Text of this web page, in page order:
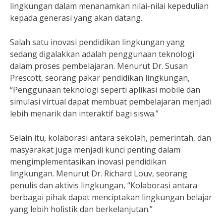
lingkungan dalam menanamkan nilai-nilai kepedulian
kepada generasi yang akan datang.
Salah satu inovasi pendidikan lingkungan yang
sedang digalakkan adalah penggunaan teknologi
dalam proses pembelajaran. Menurut Dr. Susan
Prescott, seorang pakar pendidikan lingkungan,
“Penggunaan teknologi seperti aplikasi mobile dan
simulasi virtual dapat membuat pembelajaran menjadi
lebih menarik dan interaktif bagi siswa.”
Selain itu, kolaborasi antara sekolah, pemerintah, dan
masyarakat juga menjadi kunci penting dalam
mengimplementasikan inovasi pendidikan
lingkungan. Menurut Dr. Richard Louv, seorang
penulis dan aktivis lingkungan, “Kolaborasi antara
berbagai pihak dapat menciptakan lingkungan belajar
yang lebih holistik dan berkelanjutan.”